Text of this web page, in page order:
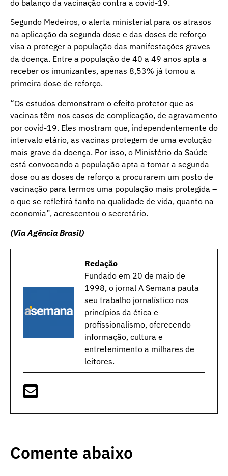
do balanço da vacinação contra a covid-19.
Segundo Medeiros, o alerta ministerial para os atrasos
na aplicação da segunda dose e das doses de reforço
visa a proteger a população das manifestações graves
da doença. Entre a população de 40 a 49 anos apta a
receber os imunizantes, apenas 8,53% já tomou a
primeira dose de reforço.
“Os estudos demonstram o efeito protetor que as
vacinas têm nos casos de complicação, de agravamento
por covid-19. Eles mostram que, independentemente do
intervalo etário, as vacinas protegem de uma evolução
mais grave da doença. Por isso, o Ministério da Saúde
está convocando a população apta a tomar a segunda
dose ou as doses de reforço a procurarem um posto de
vacinação para termos uma população mais protegida –
o que se refletirá tanto na qualidade de vida, quanto na
economia”, acrescentou o secretário.
(Via Agência Brasil)
Redação
Fundado em 20 de maio de
1998, o jornal A Semana pauta
seu trabalho jornalístico nos
princípios da ética e
profissionalismo, oferecendo
informação, cultura e
entretenimento a milhares de
leitores.
Comente abaixo